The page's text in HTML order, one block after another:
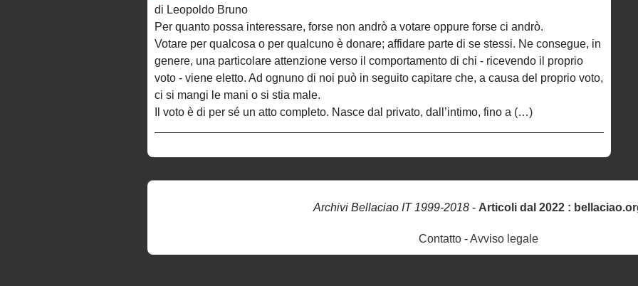
di Leopoldo Bruno
Per quanto possa interessare, forse non andrò a votare oppure forse ci andrò.
Votare per qualcosa o per qualcuno è donare; affidare parte di se stessi. Ne consegue, in
genere, una particolare attenzione verso il comportamento di chi - ricevendo il proprio
voto - viene eletto. Ad ognuno di noi può in seguito capitare che, a causa del proprio voto,
ci si mangi le mani o si stia male.
Il voto è di per sé un atto completo. Nasce dal privato, dall’intimo, fino a (…)
Archivi Bellaciao IT 1999-2018 - Articoli dal 2022 :
Contatto -Avviso legale